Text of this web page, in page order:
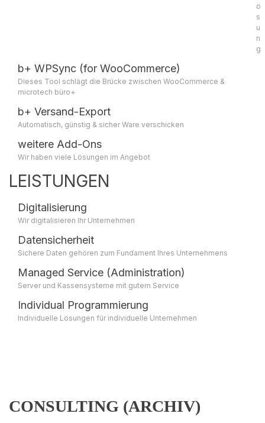
ö
s
u
n
g
b+ WPSync (for WooCommerce)
Dieses Tool schlägt die Brücke zwischen WooCommerce &
microtech büro+
b+ Versand-Export
Automatisch, günstig & sicher Ware verschicken
weitere Add-Ons
Wir haben viele Lösungen im Angebot
LEISTUNGEN
Digitalisierung
Wir digitalisieren Ihr Unternehmen
Datensicherheit
Sichere Daten gehören zum Fundament Ihres Unternehmens
Managed Service (Administration)
Server und Kassensysteme mit gutem Service
Individual Programmierung
Individuelle Lösungen für individuelle Unternehmen
CONSULTING (ARCHIV)